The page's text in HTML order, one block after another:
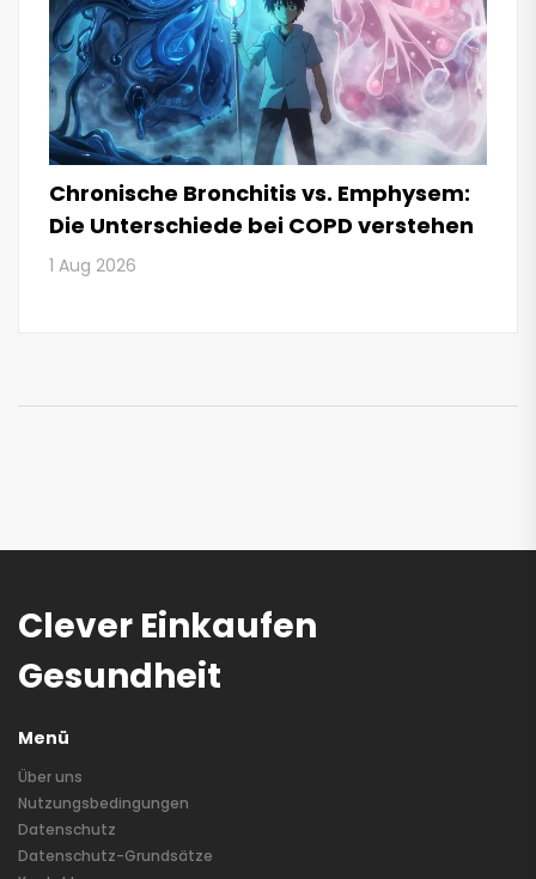
Chronische Bronchitis vs. Emphysem:
Die Unterschiede bei COPD verstehen
1 Aug 2026
Clever Einkaufen
Gesundheit
Menü
Über uns
Nutzungsbedingungen
Datenschutz
Datenschutz-Grundsätze